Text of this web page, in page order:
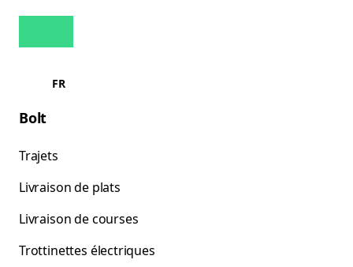
FR
Bolt
Trajets
Livraison de plats
Livraison de courses
Trottinettes électriques